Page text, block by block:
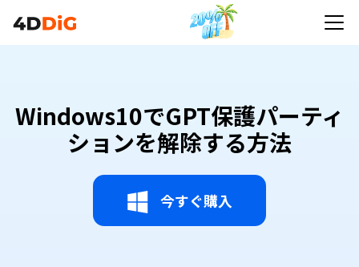
Windows10でGPT保護パーティ
ションを解除する方法
今すぐ購入